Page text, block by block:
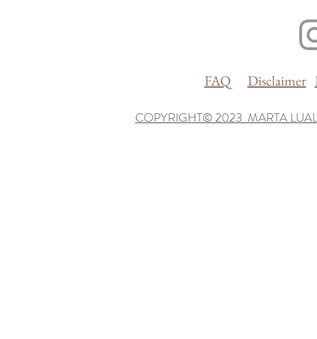
FAQ Disclaimer
COPYRIGHT© 2023 MARTA